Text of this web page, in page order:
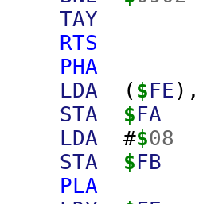
TAY
RTS
PHA
LDA ( $FE
STA $FA
LDA #$08
STA $FB
PLA